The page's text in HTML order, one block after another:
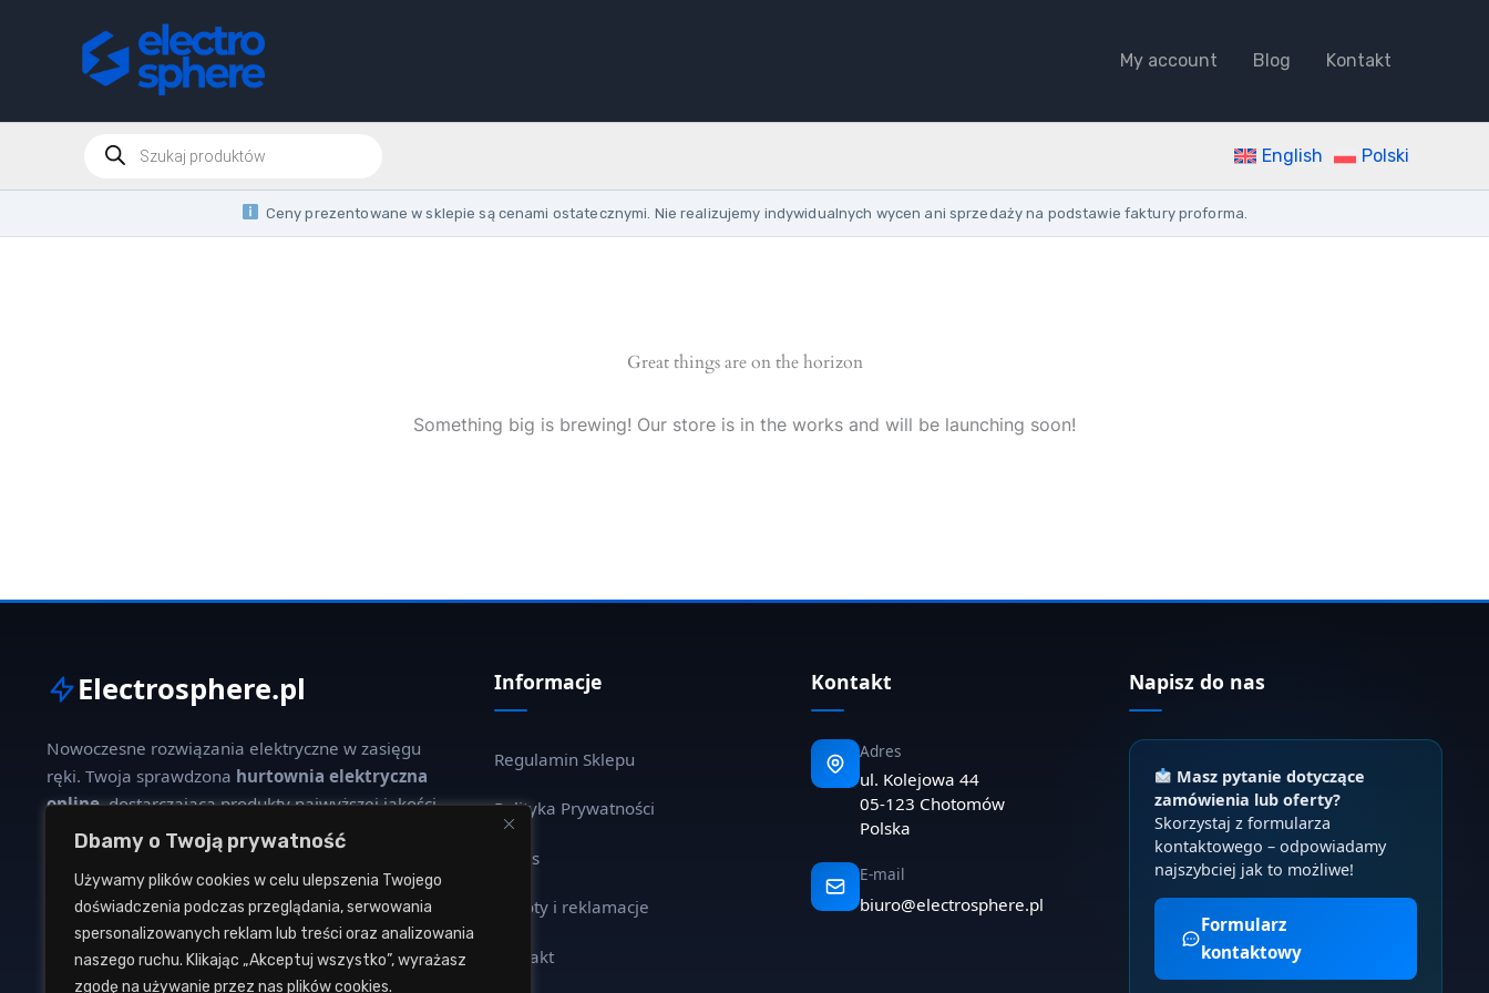
Dbamy o Twoją prywatność
Używamy plików cookies w celu ulepszenia Twojego
doświadczenia podczas przeglądania, serwowania
spersonalizowanych reklam lub treści oraz analizowania
naszego ruchu. Klikając „Akceptuj wszystko”, wyrażasz
zgodę na używanie przez nas plików cookies.
My account Blog Kontakt
Products
search
English Polski
Ceny prezentowane w sklepie są cenami ostatecznymi. Nie realizujemy indywidualnych wycen ani sprzedaży na podstawie faktury proforma.
Great things are on the horizon
Something big is brewing! Our store is in the works and will be launching soon!
Electrosphere.pl
Nowoczesne rozwiązania elektryczne w zasięgu
ręki. Twoja sprawdzona hurtownia elektryczna
online, dostarczająca produkty najwyższej jakości
dla profesjonalistów i klientów indywidualnych.
W naszej ofercie znajdziesz szeroki wybór kabli,
oświetlenia, aparatury modułowej oraz osprzętu
instalacyjnego od renomowanych producentów.
Informacje
Regulamin Sklepu
Polityka Prywatności
O nas
Zwroty i reklamacje
Kontakt
Kontakt
Adres
ul. Kolejowa 44
05-123 Chotomów
Polska
E-mail
biuro@electrosphere.pl
Napisz do nas
Masz pytanie dotyczące
zamówienia lub oferty?
Skorzystaj z formularza
kontaktowego – odpowiadamy
najszybciej jak to możliwe!
Formularz
kontaktowy